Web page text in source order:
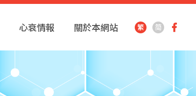
心衰情報 關於本網站 繁 简